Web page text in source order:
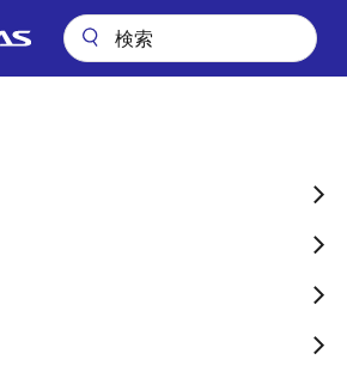
Main
ト、コックピット、デジタルクラスタ向け新
ォテインメン
ピット、デジタ
向け新製品R-
シリーズ